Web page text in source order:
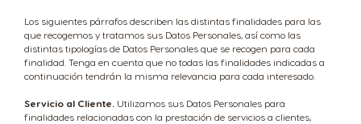
Los siguientes párrafos describen las distintas finalidades para las
que recogemos y tratamos sus Datos Personales, así como las
distintas tipologías de Datos Personales que se recogen para cada
finalidad. Tenga en cuenta que no todas las finalidades indicadas a
continuación tendrán la misma relevancia para cada interesado.
Servicio al Cliente. Utilizamos sus Datos Personales para
finalidades relacionadas con la prestación de servicios a clientes,